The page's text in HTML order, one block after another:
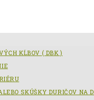
KĹBOV ( DBK )
SKÚŠKY DURIČOV NA